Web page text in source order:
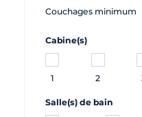
Couchages minimum
Cabine(s)
1 2
Salle(s) de bain